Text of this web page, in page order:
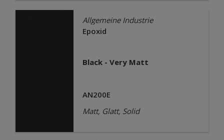
Allgemeine Industrie
Epoxid
Black - Very Matt
AN200E
Matt, Glatt, Solid